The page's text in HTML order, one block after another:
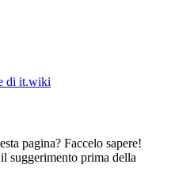
di it.wiki
pagina? Faccelo sapere!
suggerimento prima della